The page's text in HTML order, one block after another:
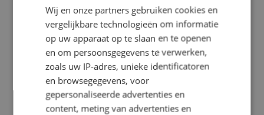
Wij en onze partners gebruiken cookies en
vergelijkbare technologieën om informatie
op uw apparaat op te slaan en te openen
en om persoonsgegevens te verwerken,
zoals uw IP-adres, unieke identificatoren
en browsegegevens, voor
gepersonaliseerde advertenties en
content, meting van advertenties en